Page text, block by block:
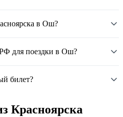
в Ош?
для поездки в Ош?
билет?
Красноярска